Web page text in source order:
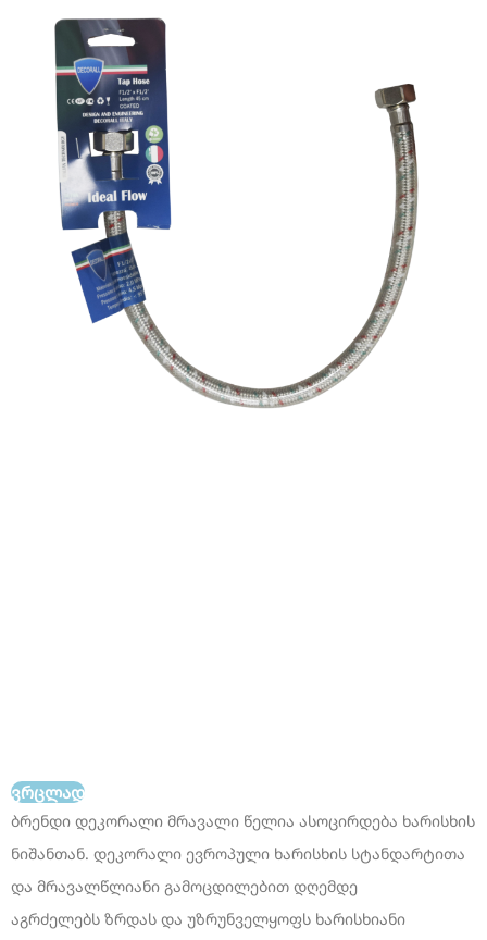
ᲕᲠᲪᲚᲐᲓ
ბრენდი დეკორალი მრავალი წელია ასოცირდება ხარისხის
ნიშანთან. დეკორალი ევროპული ხარისხის სტანდარტითა
და მრავალწლიანი გამოცდილებით დღემდე
აგრძელებს ზრდას და უზრუნველყოფს ხარისხიანი